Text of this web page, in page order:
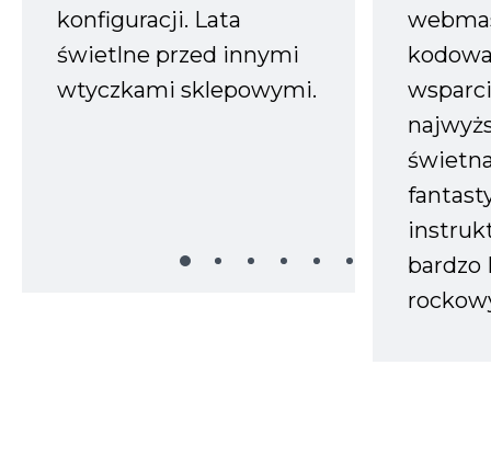
konfiguracji. Lata
świetlne przed innymi
wtyczkami sklepowymi.
bardzo